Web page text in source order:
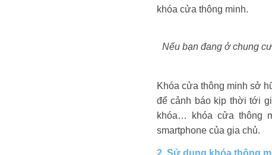
khóa cửa thông minh.
Nếu bạn đang ở chung
Khóa cửa thông minh sở
để cảnh báo kịp thời tới
khóa… khóa cửa thông
smartphone của gia chủ.
2. Sử dụng khóa thông